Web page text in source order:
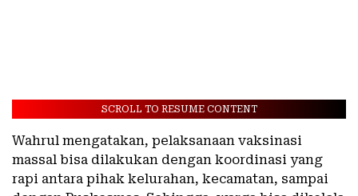
SCROLL TO RESUME CONTENT
Wahrul mengatakan, pelaksanaan vaksinasi
massal bisa dilakukan dengan koordinasi yang
rapi antara pihak kelurahan, kecamatan, sampai